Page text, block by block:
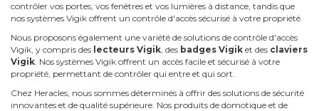
contrôler vos portes, vos fenêtres et vos lumières à distance, tandis que
nos systèmes Vigik offrent un contrôle d'accès sécurisé à votre propriété.
Nous proposons également une variété de solutions de contrôle d'accès
Vigik, y compris des lecteurs Vigik, des badges Vigik et des claviers
Vigik. Nos systèmes Vigik offrent un accès facile et sécurisé à votre
propriété, permettant de contrôler qui entre et qui sort.
Chez Heracles, nous sommes déterminés à offrir des solutions de sécurité
innovantes et de qualité supérieure. Nos produits de domotique et de